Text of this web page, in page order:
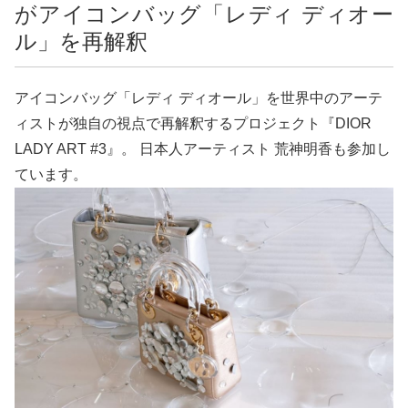
がアイコンバッグ「レディ ディオー
ル」を再解釈
アイコンバッグ「レディ ディオール」を世界中のアーテ
ィストが独自の視点で再解釈するプロジェクト『DIOR
LADY ART #3』。 日本人アーティスト 荒神明香も参加し
ています。